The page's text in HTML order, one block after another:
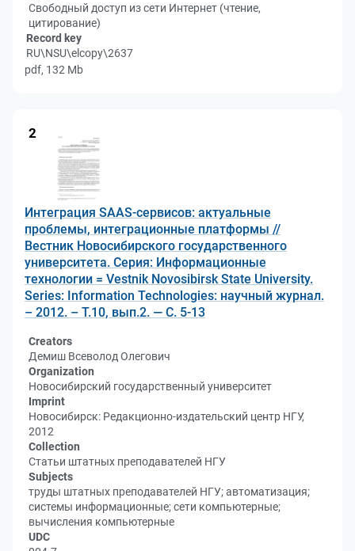
Свободный доступ из сети Интернет (чтение,
цитирование)
Record key
RU\NSU\elcopy\2637
pdf, 132 Mb
2
Интеграция SAAS-сервисов: актуальные
проблемы, интеграционные платформы //
Вестник Новосибирского государственного
университета. Серия: Информационные
технологии = Vestnik Novosibirsk State University.
Series: Information Technologies: научный журнал.
– 2012. – Т.10, вып.2. — С. 5-13
Creators
Демиш Всеволод Олегович
Organization
Новосибирский государственный университет
Imprint
Новосибирск: Редакционно-издательский центр НГУ,
2012
Collection
Статьи штатных преподавателей НГУ
Subjects
труды штатных преподавателей НГУ; автоматизация;
системы информационные; сети компьютерные;
вычисления компьютерные
UDC